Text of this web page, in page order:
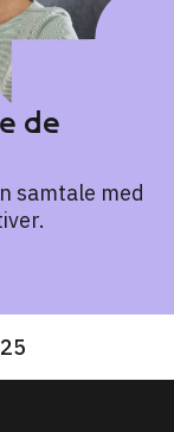
de
samtale med